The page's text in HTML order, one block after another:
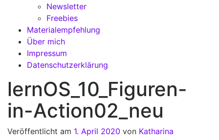
Newsletter
Freebies
Materialempfehlung
Über mich
Impressum
Datenschutzerklärung
lernOS_10_Figuren-
in-Action02_neu
Veröffentlicht am 1. April 2020 von Katharina